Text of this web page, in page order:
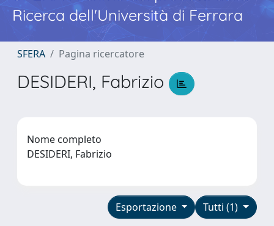
Ricerca dell'Università di Ferrara
SFERA Pagina ricercatore
DESIDERI, Fabrizio
Nome completo
DESIDERI, Fabrizio
Tutti (1)
Esportazione